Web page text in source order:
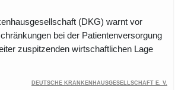
(DKG) warnt vor
bei der Patientenversorgung
zuspitzenden wirtschaftlichen Lage
Deutsche Krankenhausgesellschaft e. V.